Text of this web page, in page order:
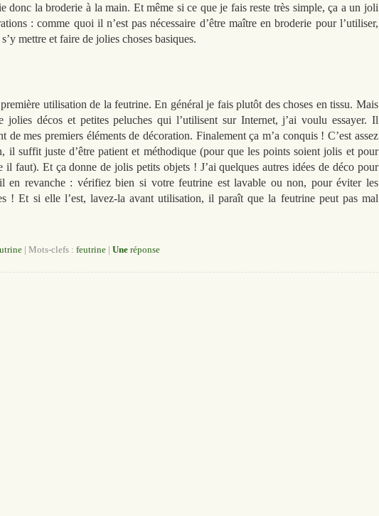
donc la broderie à la main. Et même si ce que je fais reste très simple, ça a un joli
: comme quoi il n’est pas nécessaire d’être maître en broderie pour l’utiliser,
mettre et faire de jolies choses basiques.
utilisation de la feutrine. En général je fais plutôt des choses en tissu. Mais
jolies décos et petites peluches qui l’utilisent sur Internet, j’ai voulu essayer. Il
de mes premiers éléments de décoration. Finalement ça m’a conquis ! C’est assez
il suffit juste d’être patient et méthodique (pour que les points soient jolis et pour
il faut). Et ça donne de jolis petits objets ! J’ai quelques autres idées de déco pour
en revanche : vérifiez bien si votre feutrine est lavable ou non, pour éviter les
! Et si elle l’est, lavez-la avant utilisation, il paraît que la feutrine peut pas mal
|Mots-clefs : feutrine |Une réponse